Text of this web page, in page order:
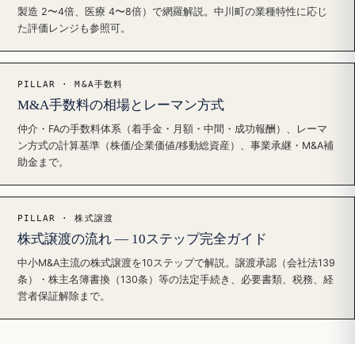
製造 2〜4倍、医療 4〜8倍）で網羅解説。中川町の業種特性に応じ
た評価レンジも参照可。
PILLAR · M&A手数料
M&A手数料の相場とレーマン方式
仲介・FAの手数料体系（着手金・月額・中間・成功報酬）、レーマ
ン方式の計算基準（株価/企業価値/移動総資産）、事業承継・M&A補
助金まで。
PILLAR · 株式譲渡
株式譲渡の流れ — 10ステップ完全ガイド
中小M&A主流の株式譲渡を10ステップで解説。譲渡承認（会社法139
条）・株主名簿書換（130条）等の法定手続き、必要書類、税務、経
営者保証解除まで。